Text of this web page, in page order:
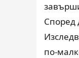
Според
по-